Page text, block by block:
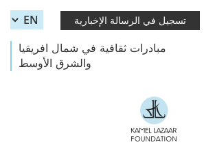
تسجيل في الرسالة الإخبارية
مبادرات ثقافية في شمال افريقيا
والشرق الأوسط